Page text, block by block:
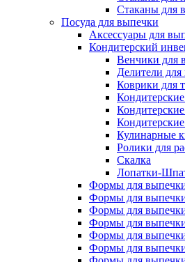
Стаканы для
Посуда для выпечки
Аксессуары для
Кондитерский
Венчики для
Делители
Коврики для
Кулинарные
Ролики для
Скалка
Лопатки-
Формы для
Формы для
Формы для
Формы для
Формы для
Формы для